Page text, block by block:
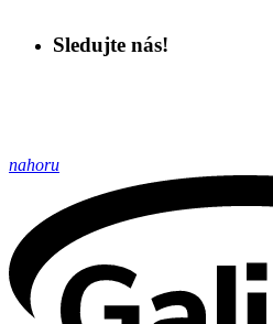
Sledujte nás!
nahoru